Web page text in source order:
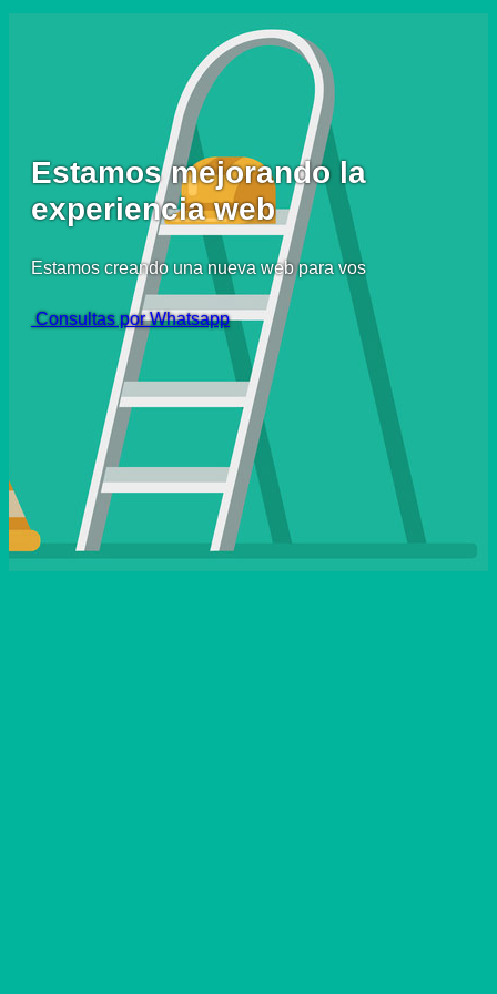
Estamos mejorando la
experiencia web
Estamos creando una nueva web para vos
Consultas por Whatsapp